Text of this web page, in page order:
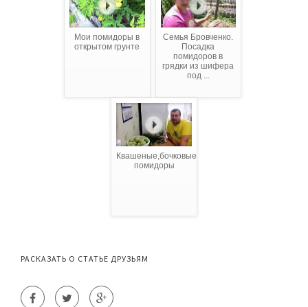
Мои помидоры в
открытом грунте
Семья Бровченко.
Посадка
помидоров в
грядки из шифера
под ...
Квашеные,бочковые
помидоры
РАСКАЗАТЬ О СТАТЬЕ ДРУЗЬЯМ